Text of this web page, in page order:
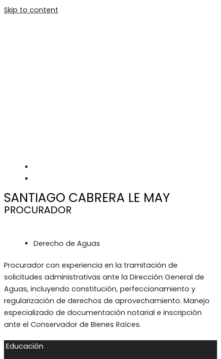
Skip to content
SANTIAGO CABRERA LE MAY
PROCURADOR
Derecho de Aguas
Procurador con experiencia en la tramitación de
solicitudes administrativas ante la Dirección General de
Aguas, incluyendo constitución, perfeccionamiento y
regularización de derechos de aprovechamiento. Manejo
especializado de documentación notarial e inscripción
ante el Conservador de Bienes Raíces.
Educación